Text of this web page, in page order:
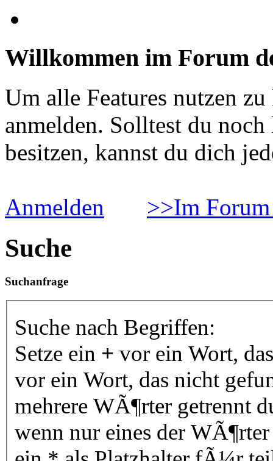
Willkommen im Forum
Um alle Features nutzen
anmelden. Solltest du
besitzen, kannst du dich
Anmelden >>Im
Suche
Suchanfrage
Suche nach Begriffen:
Setze ein + vor ein Wort,
vor ein Wort, das nicht
mehrere WÃ¶rter getrennt
wenn nur eines der